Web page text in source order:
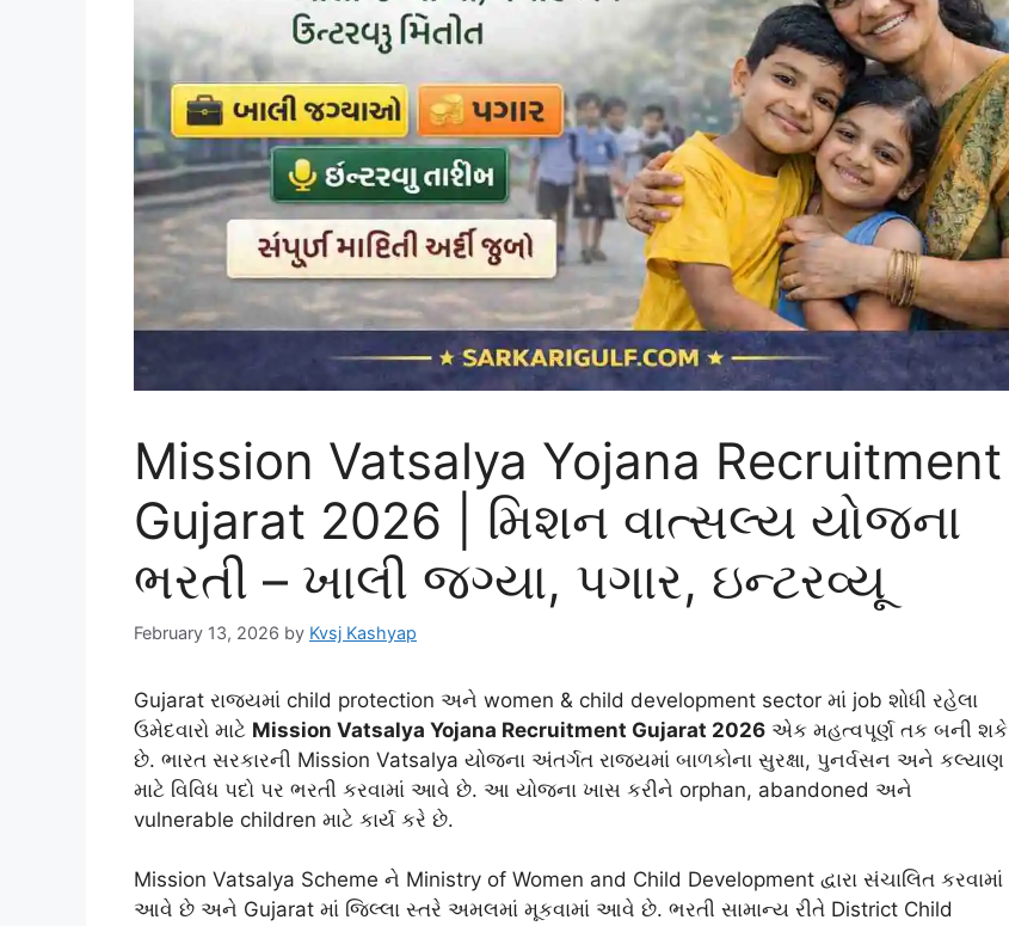
Mission Vatsalya Yojana Recruitment
Gujarat 2026 | મિશન વાત્સલ્ય યોજના
ભરતી – ખાલી જગ્યા, પગાર, ઇન્ટરવ્યૂ
February 13, 2026 by Kvsj Kashyap
Gujarat રાજ્યમાં child protection અને women & child development sector માં job શોધી રહેલા
ઉમેદવારો માટે Mission Vatsalya Yojana Recruitment Gujarat 2026 એક મહત્વપૂર્ણ તક બની શકે
છે. ભારત સરકારની Mission Vatsalya યોજના અંતર્ગત રાજ્યમાં બાળકોના સુરક્ષા, પુનર્વસન અને કલ્યાણ
માટે વિવિધ પદો પર ભરતી કરવામાં આવે છે. આ યોજના ખાસ કરીને orphan, abandoned અને
vulnerable children માટે કાર્ય કરે છે.
Mission Vatsalya Scheme ને Ministry of Women and Child Development દ્વારા સંચાલિત કરવામાં
આવે છે અને Gujarat માં જિલ્લા સ્તરે અમલમાં મૂકવામાં આવે છે. ભરતી સામાન્ય રીતે District Child